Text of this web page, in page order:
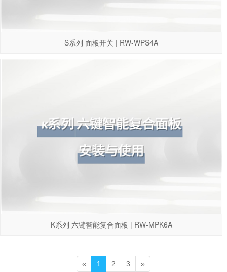
S系列 面板开关 | RW-WPS4A
K系列 六键智能复合面板 | RW-MPK6A
« 1 2 3 »